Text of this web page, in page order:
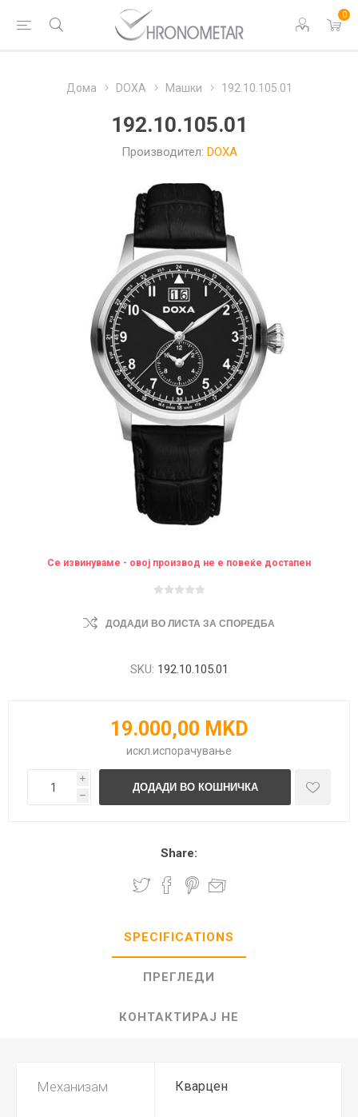
0
Дома DOXA Машки 192.10.105.01
192.10.105.01
Производител: DOXA
Се извинуваме - овој производ не е повеќе достапен
ДОДАДИ ВО ЛИСТА ЗА СПОРЕДБА
SKU: 192.10.105.01
19.000,00 MKD
искл. испорачување
i
h
Share:
SPECIFICATIONS
ПРЕГЛЕДИ
КОНТАКТИРАЈ НЕ
Механизам Кварцен